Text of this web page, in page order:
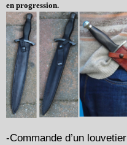
en progression.
-Commande d’un louvetier